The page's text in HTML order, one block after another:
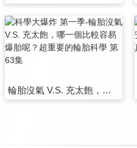
輪胎沒氣 V.S. 充太飽，哪一個比較容易爆胎呢？超重要的輪胎科學 第63集